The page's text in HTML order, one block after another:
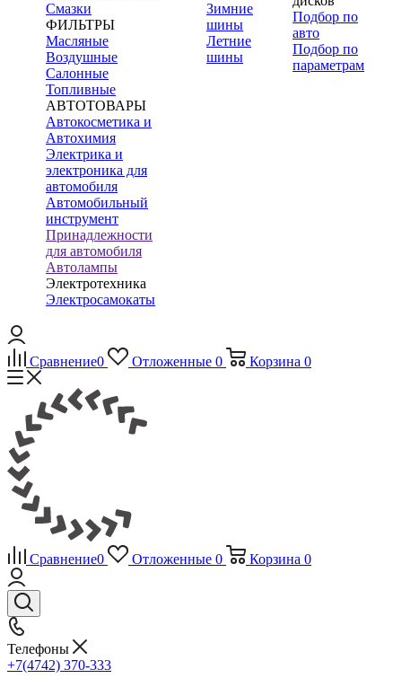
Смазки
ФИЛЬТРЫ
Масляные
Воздушные
Салонные
Топливные
АВТОТОВАРЫ
Автокосметика и
Автохимия
Электрика и
электроника для
автомобиля
Автомобильный
инструмент
Принадлежности
для автомобиля
Автолампы
Электротехника
Электросамокаты
Зимние
шины
Летние
шины
Подбор по
авто
Подбор по
параметрам
Сравнение0 Отложенные 0 Корзина 0
Сравнение0 Отложенные 0 Корзина 0
Телефоны
+7(4742) 370-333